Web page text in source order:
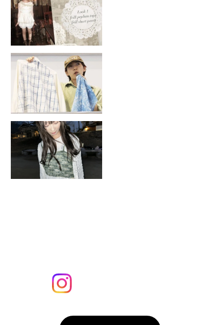
回生が1人1ブランド立ち上げ！
在校生ブランド「tsumiknit」が
大阪・心斎橋でPOP UP！
Instagram